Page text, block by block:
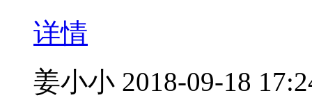
详情
姜小小 2018-09-18